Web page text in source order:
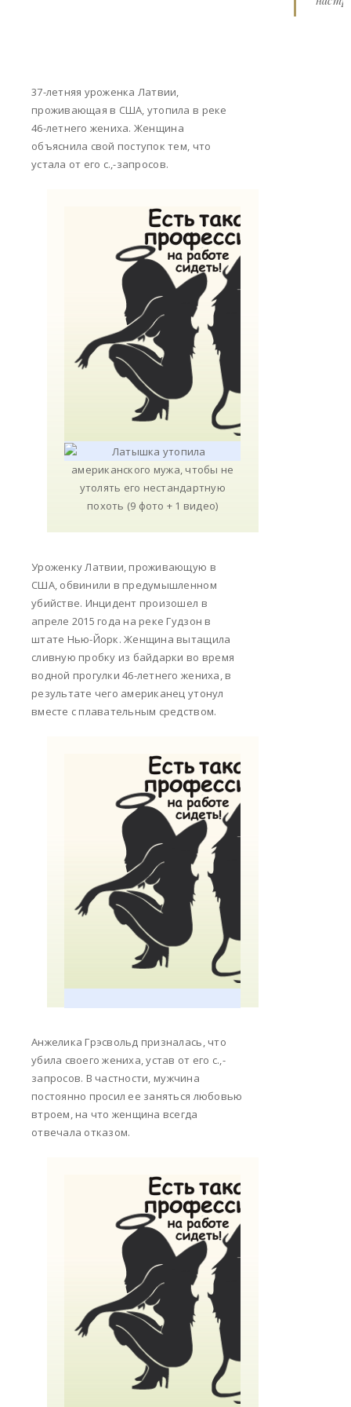
37-летняя уроженка Латвии,
проживающая в США, утопила в реке
46-летнего жениха. Женщина
объяснила свой поступок тем, что
устала от его с.,-запросов.
Уроженку Латвии, проживающую в
США, обвинили в предумышленном
убийстве. Инцидент произошел в
апреле 2015 года на реке Гудзон в
штате Нью-Йорк. Женщина вытащила
сливную пробку из байдарки во время
водной прогулки 46-летнего жениха, в
результате чего американец утонул
вместе с плавательным средством.
Анжелика Грэсвольд призналась, что
убила своего жениха, устав от его с.,-
запросов. В частности, мужчина
постоянно просил ее заняться любовью
втроем, на что женщина всегда
отвечала отказом.